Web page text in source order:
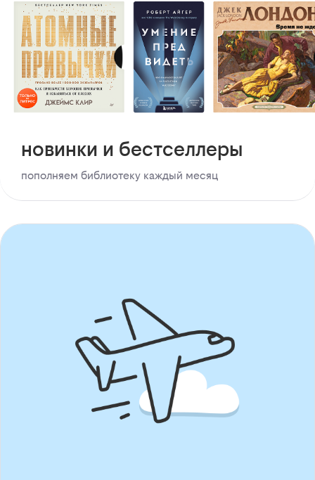
новинки и бестселлеры
пополняем библиотеку каждый месяц